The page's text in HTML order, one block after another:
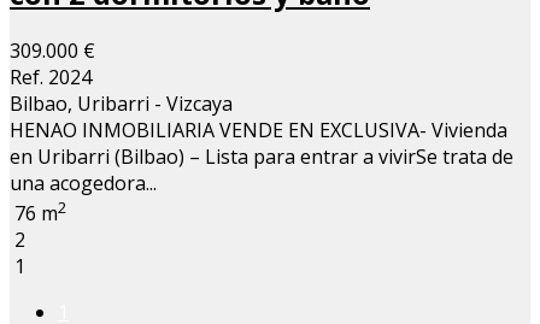
309.000 €
Ref. 2024
Bilbao, Uribarri - Vizcaya
HENAO INMOBILIARIA VENDE EN EXCLUSIVA- Vivienda
en Uribarri (Bilbao) – Lista para entrar a vivirSe trata de
una acogedora...
76 m2
2
1